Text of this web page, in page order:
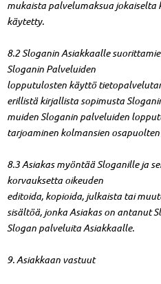
mukaista palvelumaksua
käytetty.
8.2 Sloganin Asiakkaalle
Sloganin Palveluiden
lopputulosten käyttö
erillistä kirjallista sopimusta
muiden Sloganin palveluiden
tarjoaminen kolmansien
8.3 Asiakas myöntää Sloganille ja
korvauksetta oikeuden
editoida, kopioida, julkaista tai
sisältöä, jonka Asiakas on antanut
Slogan palveluita Asiakkaalle.
9. Asiakkaan vastuut